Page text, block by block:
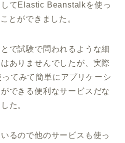
てElastic Beanstalkを使っ
とができました。
で試験で問われるような細
ありませんでしたが、実際
てみて簡単にアプリケーシ
できる便利なサービスだな
た。
るので他のサービスも使っ